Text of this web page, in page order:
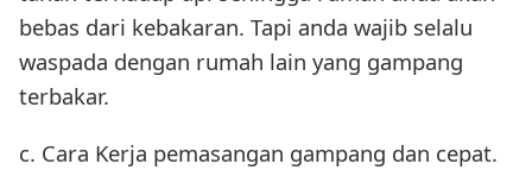
bebas dari kebakaran. Tapi anda wajib selalu
waspada dengan rumah lain yang gampang
terbakar.
c. Cara Kerja pemasangan gampang dan cepat.